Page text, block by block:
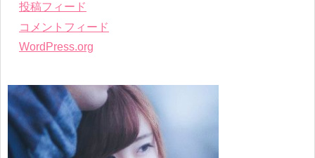
投稿フィード
コメントフィード
WordPress.org